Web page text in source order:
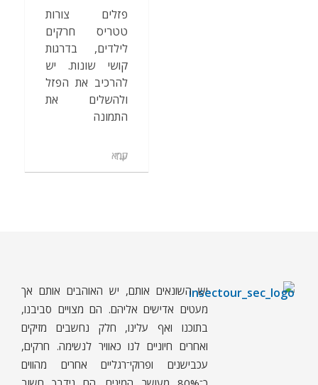
פזלים צורות
טטריס חרקים
לילדים, בדרגות
קושי שונות. יש
להרכיב את הפזל
ולהשלים את
התמונה
קרא עוד
ח
רקים - עולם קטן בגדול
חרקים, עכבישים ופרוקי רגליים בישראל. מאות מאמרים בנושאי טבע, אקולוגיה, ביולוגיה ויחסי אדם-חרקים. הפעלות ומשחקים לילדים,
יש השונאים אותם, יש האוהבים אותם אך
מעטים אדישים אליהם. הם מצויים סביבנו,
בתוכנו ואף עלינו, חלק נחשבים מזיקים
ואחרים חיוניים לנו כאוויר לנשימה. חרקים,
עכבישנים ופרוקי־רגליים אחרים מהווים